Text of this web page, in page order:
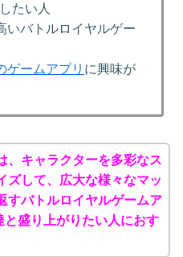
たい人
いバトルロイヤルゲー
ゲームアプリ に興味が
、キャラクターを多彩なス
ズして、広大な様々なマッ
すバトルロイヤルゲームア
と盛り上がりたい人におす